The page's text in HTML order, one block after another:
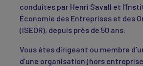
conduites par Henri Savall et
Économie des Entreprises et des
(ISEOR), depuis près de 50 ans.
Vous êtes dirigeant ou membre
d’une organisation (hors